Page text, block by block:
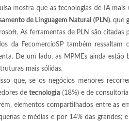
mostra que as tecnologias de IA
de Linguagem Natural (PLN), que
As ferramentas de PLN são citadas
da FecomercioSP também
De um lado, as MPMEs ainda estão
mais sólidas.
que, se os negócios menores
de tecnologia (18%) e de
elementos compartilhados entre as
e médias e por 14% das